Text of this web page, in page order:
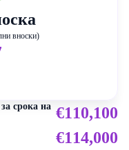
вноски)
срока на €110,100
€114,000